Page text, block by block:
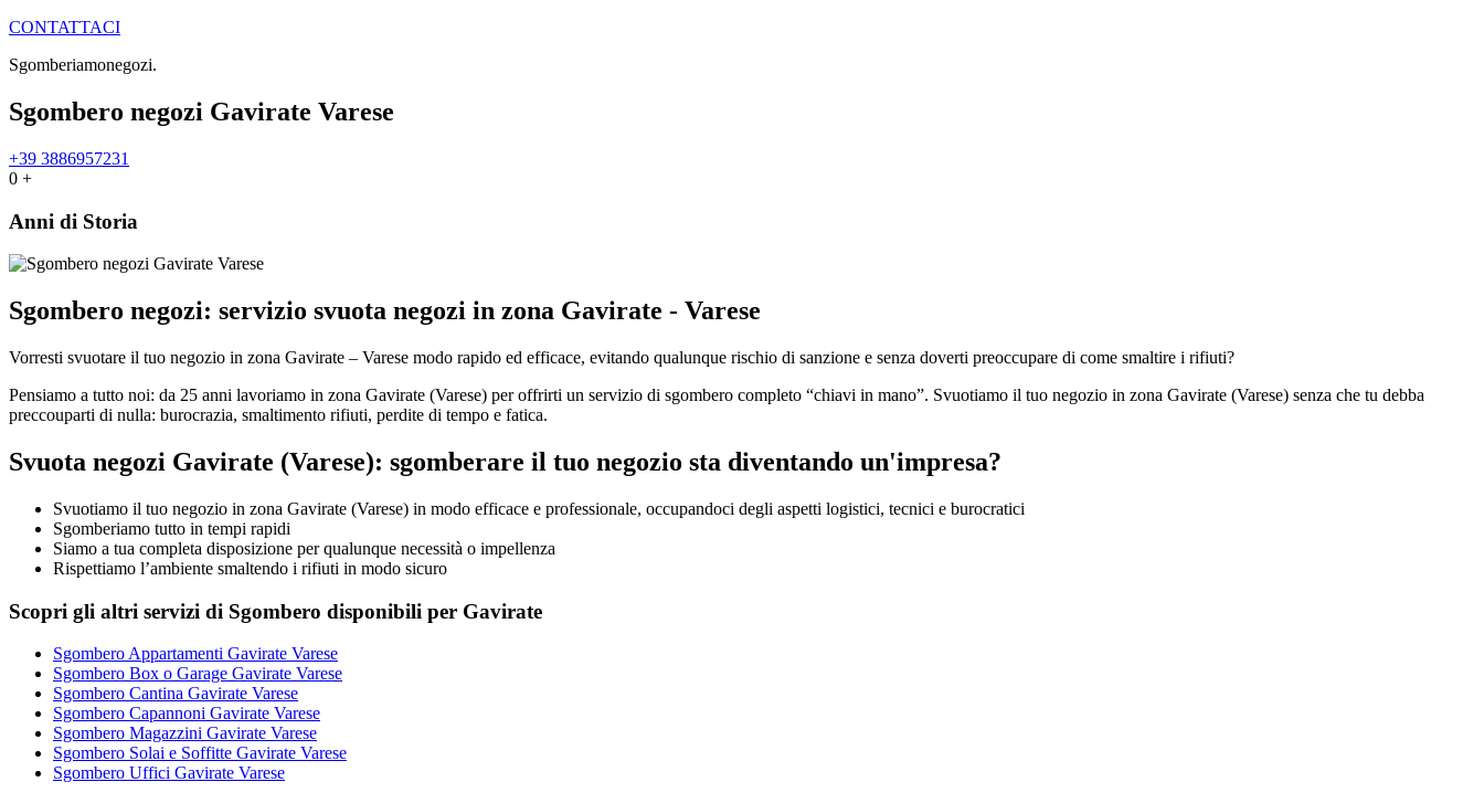
CONTATTACI
Sgomberiamonegozi.
Sgombero negozi Gavirate Varese
+39 3886957231
0 +
Anni di Storia
Sgombero negozi: servizio svuota negozi in zona Gavirate - Varese
Vorresti svuotare il tuo negozio in zona Gavirate – Varese modo rapido ed efficace, evitando qualunque rischio di sanzione e senza doverti preoccupare di come smaltire i rifiuti?
Pensiamo a tutto noi: da 25 anni lavoriamo in zona Gavirate (Varese) per offrirti un servizio di sgombero completo “chiavi in mano”. Svuotiamo il tuo negozio in zona Gavirate (Varese) senza che tu debba
preccouparti di nulla: burocrazia, smaltimento rifiuti, perdite di tempo e fatica.
Svuota negozi Gavirate (Varese): sgomberare il tuo negozio sta diventando un'impresa?​
Svuotiamo il tuo negozio in zona Gavirate (Varese) in modo efficace e professionale, occupandoci degli aspetti logistici, tecnici e burocratici
Sgomberiamo tutto in tempi rapidi
Siamo a tua completa disposizione per qualunque necessità o impellenza
Rispettiamo l’ambiente smaltendo i rifiuti in modo sicuro
Scopri gli altri servizi di Sgombero disponibili per Gavirate
Sgombero Appartamenti Gavirate Varese
Sgombero Box o Garage Gavirate Varese
Sgombero Cantina Gavirate Varese
Sgombero Capannoni Gavirate Varese
Sgombero Magazzini Gavirate Varese
Sgombero Solai e Soffitte Gavirate Varese
Sgombero Uffici Gavirate Varese